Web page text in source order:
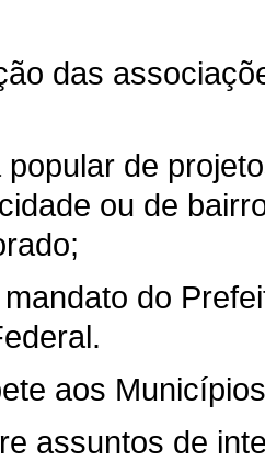
das
popular de
ou de
do
aos
assuntos de